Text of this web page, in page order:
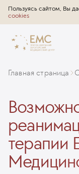
Пользуясь сайтом, Вы
cookies
Главная страница
терапии